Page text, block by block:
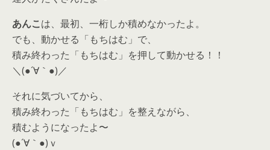
あんこは、最初、一桁しか積めなかったよ。
でも、動かせる「もちはむ」で、
積み終わった「もちはむ」を押して動かせる！！
＼(●´∀｀●)／
それに気づいてから、
積み終わった「もちはむ」を整えながら、
積むようになったよ〜
(●´∀｀●)ｖ